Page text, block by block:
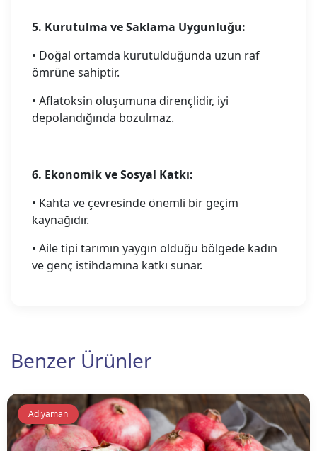
5. Kurutulma ve Saklama Uygunluğu:
• Doğal ortamda kurutulduğunda uzun raf
ömrüne sahiptir.
• Aflatoksin oluşumuna dirençlidir, iyi
depolandığında bozulmaz.
6. Ekonomik ve Sosyal Katkı:
• Kahta ve çevresinde önemli bir geçim
kaynağıdır.
• Aile tipi tarımın yaygın olduğu bölgede kadın
ve genç istihdamına katkı sunar.
Benzer Ürünler
Adıyaman